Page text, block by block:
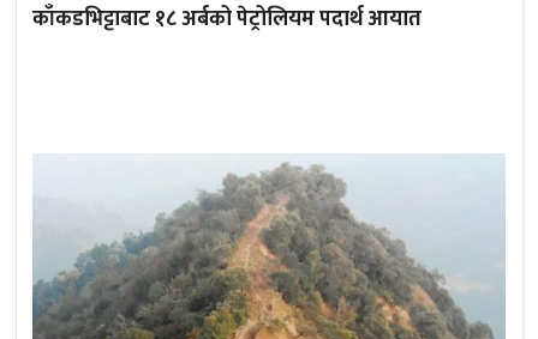
काँकडभिट्टाबाट १८ अर्बको पेट्रोलियम पदार्थ आयात